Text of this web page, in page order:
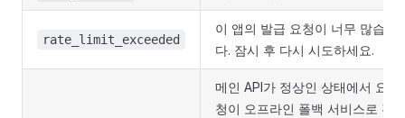
rate_limit_exceeded
이 앱의 발급 요청이 너무 많습니
다. 잠시 후 다시 시도하세요.
메인 API가 정상인 상태에서 요
청이 오프라인 폴백 서비스로 전